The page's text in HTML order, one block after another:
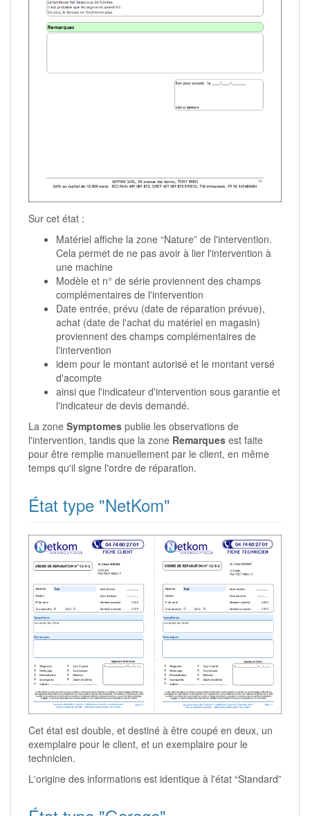
Sur cet état :
Matériel affiche la zone “Nature” de l'intervention.
Cela permet de ne pas avoir à lier l'intervention à
une machine
Modèle et n° de série proviennent des champs
complémentaires de l'intervention
Date entrée, prévu (date de réparation prévue),
achat (date de l'achat du matériel en magasin)
proviennent des champs complémentaires de
l'intervention
idem pour le montant autorisé et le montant versé
d'acompte
ainsi que l'indicateur d'intervention sous garantie et
l'indicateur de devis demandé.
La zone Symptomes publie les observations de
l'intervention, tandis que la zone Remarques est faite
pour être remplie manuellement par le client, en même
temps qu'il signe l'ordre de réparation.
État type "NetKom"
Cet état est double, et destiné à être coupé en deux, un
exemplaire pour le client, et un exemplaire pour le
technicien.
L'origine des informations est identique à l'état “Standard”